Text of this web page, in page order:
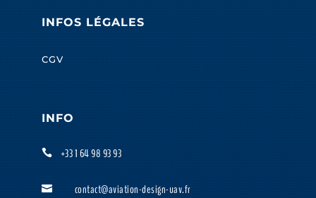
INFOS LÉGALES
CGV
INFO
 +33 1 64 98 93 93
 contact@aviation-design-uav.fr